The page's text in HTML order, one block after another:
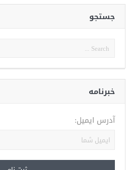
جستجو
خبرنامه
آدرس ایمیل: